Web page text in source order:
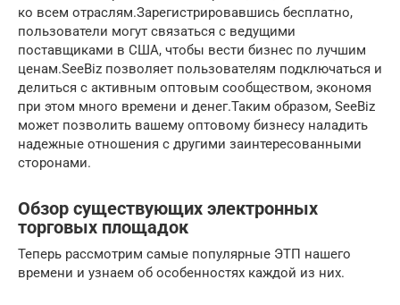
ко всем отраслям.Зарегистрировавшись бесплатно,
пользователи могут связаться с ведущими
поставщиками в США, чтобы вести бизнес по лучшим
ценам.SeeBiz позволяет пользователям подключаться и
делиться с активным оптовым сообществом, экономя
при этом много времени и денег.Таким образом, SeeBiz
может позволить вашему оптовому бизнесу наладить
надежные отношения с другими заинтересованными
сторонами.
Обзор существующих электронных
торговых площадок
Теперь рассмотрим самые популярные ЭТП нашего
времени и узнаем об особенностях каждой из них.